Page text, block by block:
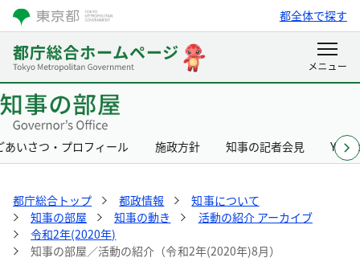
都全体で探す
あいさつ・プロフィール 施政方針 知事の記者会見
都庁総合トップ 都政情報
知事について
知事の部屋
知事の動き
活動の紹介 アーカイブ
令和2年(2020年)
知事の部屋／活動の紹介（令和2年(2020年)8月）